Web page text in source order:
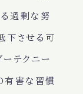
過剰な努
下させる可
ーテクニー
有害な習慣